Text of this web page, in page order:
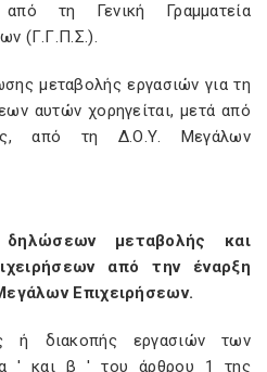
από τη Γενική Γραμματεία
(Γ.Γ.Π.Σ.).
μεταβολής εργασιών για τη
αυτών χορηγείται, μετά από
από τη Δ.Ο.Υ. Μεγάλων
δηλώσεων μεταβολής και
από την έναρξη
Επιχειρήσεων.
ή διακοπής εργασιών των
α ' και β ' του άρθρου 1 της